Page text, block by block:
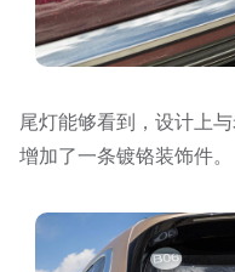
尾灯能够看到，设计上
增加了一条镀铬装饰件。